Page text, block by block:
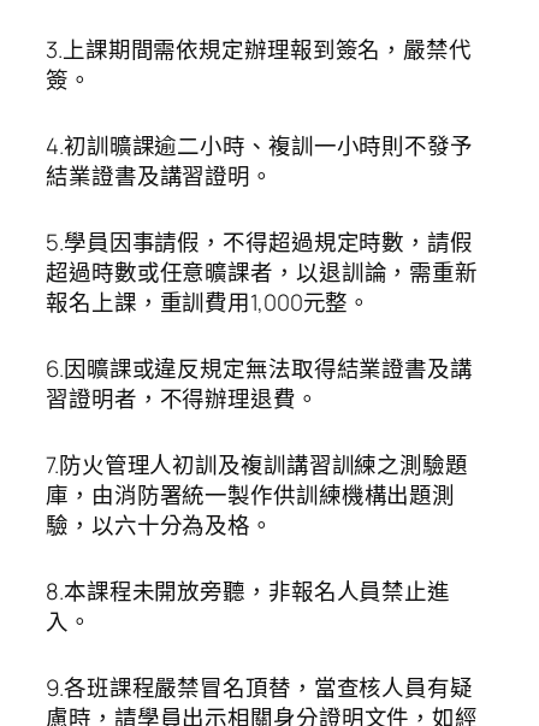
3.上課期間需依規定辦理報到簽名，嚴禁代
簽。
4.初訓曠課逾二小時、複訓一小時則不發予
結業證書及講習證明。
5.學員因事請假，不得超過規定時數，請假
超過時數或任意曠課者，以退訓論，需重新
報名上課，重訓費用1,000元整。
6.因曠課或違反規定無法取得結業證書及講
習證明者，不得辦理退費。
7.防火管理人初訓及複訓講習訓練之測驗題
庫，由消防署統一製作供訓練機構出題測
驗，以六十分為及格。
8.本課程未開放旁聽，非報名人員禁止進
入。
9.各班課程嚴禁冒名頂替，當查核人員有疑
慮時，請學員出示相關身分證明文件，如經